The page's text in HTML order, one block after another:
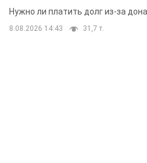
вынес неожиданное
Нужно ли платить долг из-за
8.08.2026 14:43 31,7 т.